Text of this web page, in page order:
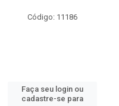
Código: 11186
Faça seu login ou
cadastre-se para